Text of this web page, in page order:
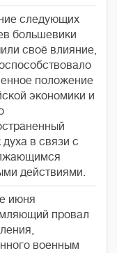
следующих
большевики
своё влияние,
положение
экономики и
духа в связи с
действиями.
июня
провал
военным